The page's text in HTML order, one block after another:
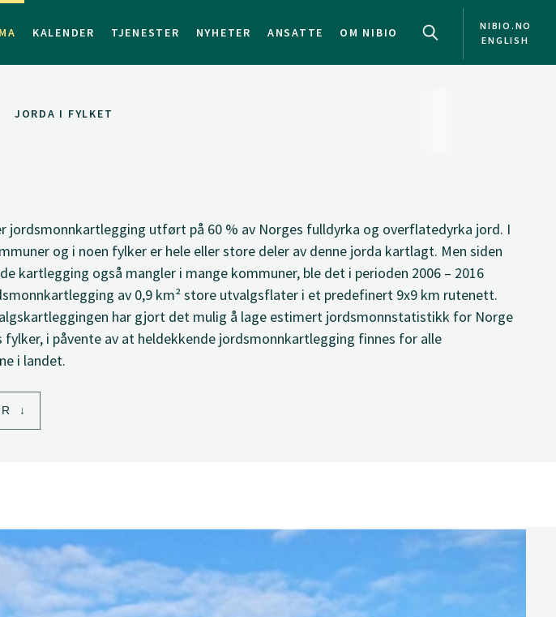
KALENDER TJENESTER NYHETER ANSATTE OM NIBIO
NIBIO.NO
ENGLISH
JORDA I FYLKET
jordsmonnkartlegging utført på 60 % av Norges fulldyrka og overflatedyrka jord. I
og i noen fylker er hele eller store deler av denne jorda kartlagt. Men siden
kartlegging også mangler i mange kommuner, ble det i perioden 2006 – 2016
av 0,9 km² store utvalgsflater i et predefinert 9x9 km rutenett.
har gjort det mulig å lage estimert jordsmonnstatistikk for Norge
fylker, i påvente av at heldekkende jordsmonnkartlegging finnes for alle
i landet.